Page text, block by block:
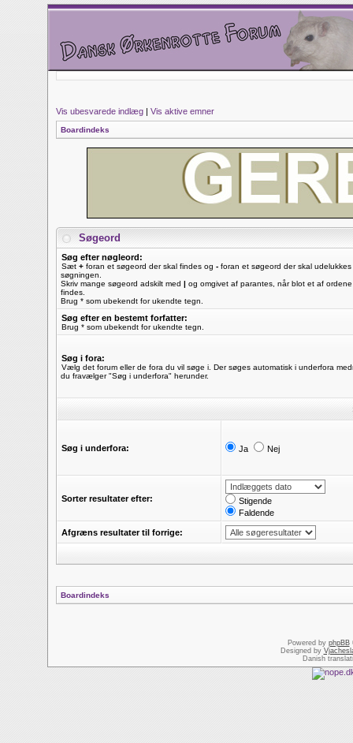
Vis ubesvarede indlæg | Vis aktive emner
Boardindeks
Søgeord
Søg efter nøgleord:
Sæt + foran et søgeord der skal findes og - foran et søgeord der skal udelukkes
søgningen.
Skriv mange søgeord adskilt med | og omgivet af parantes, når blot et af
findes.
Brug * som ubekendt for ukendte tegn.
Søg efter en bestemt forfatter:
Brug * som ubekendt for ukendte tegn.
Søg i fora:
Vælg det forum eller de fora du vil søge i. Der søges automatisk i underfora
du fravælger "Søg i underfora" herunder.
Søg i underfora: Ja Nej
Sorter resultater efter:
Stigende
Faldende
Afgræns resultater til forrige:
Boardindeks
Powered by phpBB
Designed by
Danish